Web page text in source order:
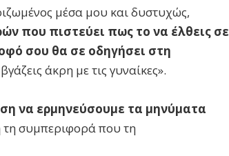
μέσα μου και δυστυχώς,
που πιστεύει πως το να έλθεις σε
σου θα σε οδηγήσει στη
άκρη με τις γυναίκες».
να ερμηνεύσουμε τα μηνύματα
συμπεριφορά που τη